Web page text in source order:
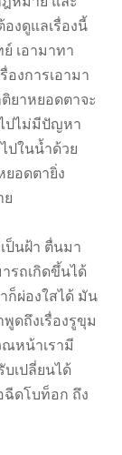
งดูแลเรื่องนี้
เอามาทา
องการเอามา
ยาหยอดตาจะ
ปไม่มีปัญหา
ปในน้ำด้วย
ยอดตายิ่ง
ย
นฝ้า ตื่นมา
รถเกิดขึ้นได้
ก็ผ่องใสได้ มัน
พูดถึงเรื่องรูขุม
ณหน้าเรามี
เปลี่ยนได้
ดโบท็อก ถึง